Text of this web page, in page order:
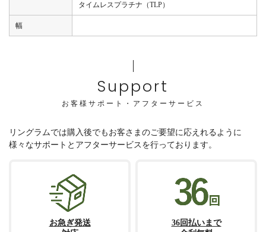
タイムレスプラチナ（TLP）
幅
Support
お客様サポート・アフターサービス
リングラムでは購入後でもお客さまのご要望に応えれるように
様々なサポートとアフターサービスを行っております。
お急ぎ発送
36回払いまで